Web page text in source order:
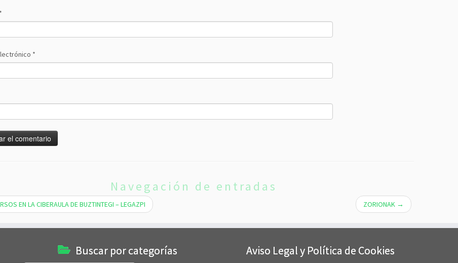
*
*
Navegación de entradas
EN LA CIBERAULA DE BUZTINTEGI – LEGAZPI ZORIONAK →
Buscar por categorías Aviso Legal y Política de Cookies